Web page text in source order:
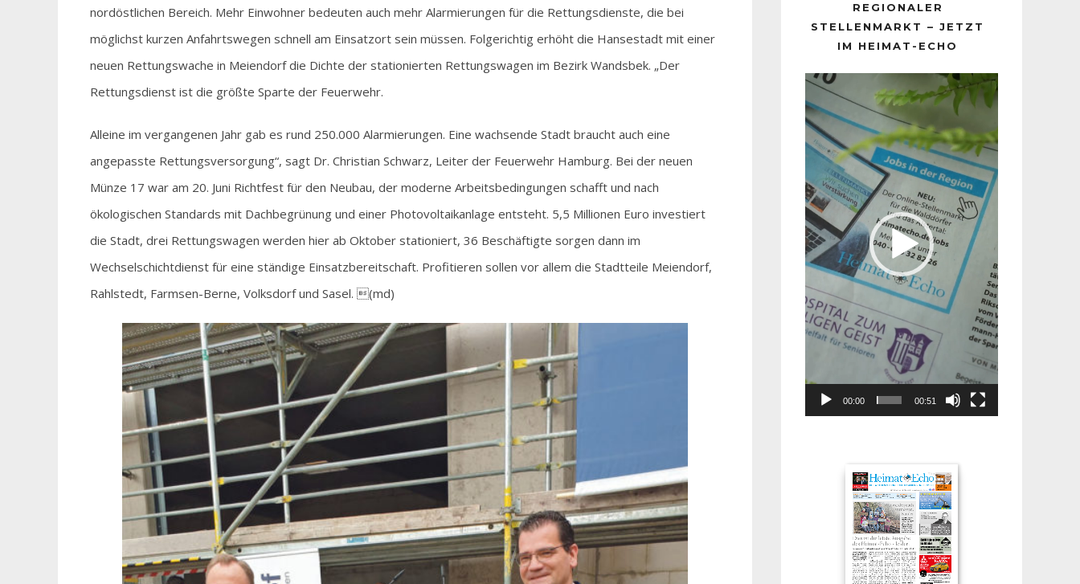
nordöstlichen Bereich. Mehr Einwohner bedeuten auch mehr Alarmierungen für die Rettungsdienste, die bei
möglichst kurzen Anfahrtswegen schnell am Einsatzort sein müssen. Folgerichtig erhöht die Hansestadt mit einer
neuen Rettungswache in Meiendorf die Dichte der stationierten Rettungswagen im Bezirk Wandsbek. „Der
Rettungsdienst ist die größte Sparte der Feuerwehr.
Alleine im vergangenen Jahr gab es rund 250.000 Alarmierungen. Eine wachsende Stadt braucht auch eine
angepasste Rettungsversorgung“, sagt Dr. Christian Schwarz, Leiter der Feuerwehr Hamburg. Bei der neuen
Münze 17 war am 20. Juni Richtfest für den Neubau, der moderne Arbeitsbedingungen schafft und nach
ökologischen Standards mit Dachbegrünung und einer Photovoltaikanlage entsteht. 5,5 Millionen Euro investiert
die Stadt, drei Rettungswagen werden hier ab Oktober stationiert, 36 Beschäftigte sorgen dann im
Wechselschichtdienst für eine ständige Einsatzbereitschaft. Profitieren sollen vor allem die Stadtteile Meiendorf,
Rahlstedt, Farmsen-Berne, Volksdorf und Sasel. (md)
REGIONALER
STELLENMARKT – JETZT
IM HEIMAT-ECHO
Player
00:00 00:51